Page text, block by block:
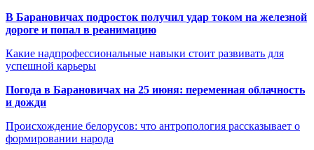
В Барановичах подросток получил удар током на железной
дороге и попал в реанимацию
Какие надпрофессиональные навыки стоит развивать для
успешной карьеры
Погода в Барановичах на 25 июня: переменная облачность
и дожди
Происхождение белорусов: что антропология рассказывает о
формировании народа